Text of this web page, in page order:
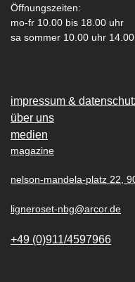
Öffnungszeiten:
mo-fr 10.00 bis 18.00 uhr
sa sommer 10.00 uhr
impressum &
über uns
medien
magazine
nelson-mandela-platz 22,
ligneroset-nbg@arcor.de
+49 (0)911/4597966